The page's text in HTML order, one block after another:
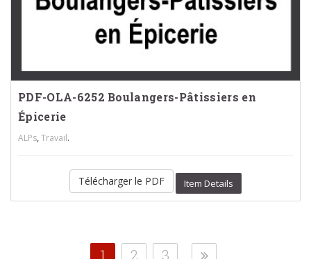
PDF-OLA-6252 Boulangers-Pâtissiers en
Épicerie
ALPs,Travail.
Télécharger le PDF Item Details
1 2 3